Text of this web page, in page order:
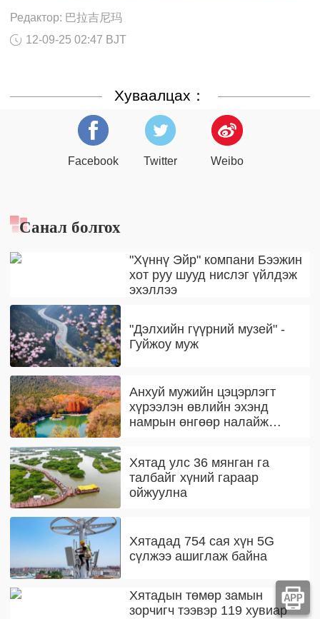
Редактор: 巴拉吉尼玛
12-09-25 02:47 BJT
Хуваалцах：
Facebook Twitter Weibo
Санал болгох
"Хүннү Эйр" компани Бээжин
хот руу шууд нислэг үйлдэж
эхэллээ
"Дэлхийн гүүрний музей" -
Гуйжоу муж
Анхуй мужийн цэцэрлэгт
хүрээлэн өвлийн эхэнд
намрын өнгөөр налайж
Хятад улс 36 мянган га
талбайг хүний гараар
ойжуулна
Хятадад 754 сая хүн 5G
сүлжээ ашиглаж байна
Хятадын төмөр замын
зорчигч тээвэр 119 хувиар